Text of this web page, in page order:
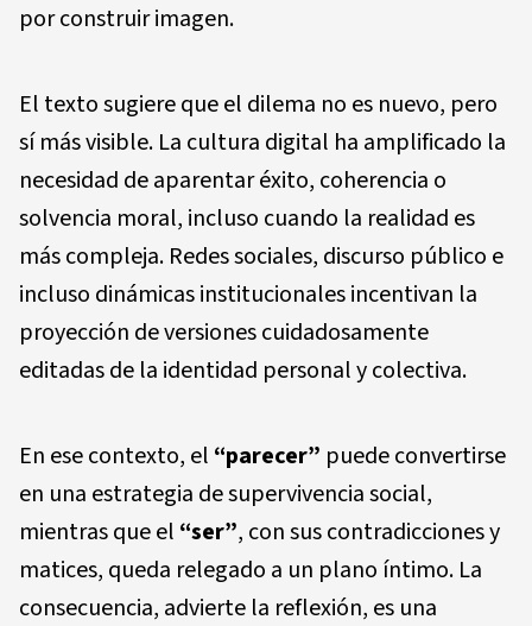
por construir imagen.
El texto sugiere que el dilema no es nuevo, pero
sí más visible. La cultura digital ha amplificado la
necesidad de aparentar éxito, coherencia o
solvencia moral, incluso cuando la realidad es
más compleja. Redes sociales, discurso público e
incluso dinámicas institucionales incentivan la
proyección de versiones cuidadosamente
editadas de la identidad personal y colectiva.
En ese contexto, el “parecer” puede convertirse
en una estrategia de supervivencia social,
mientras que el “ser”, con sus contradicciones y
matices, queda relegado a un plano íntimo. La
consecuencia, advierte la reflexión, es una